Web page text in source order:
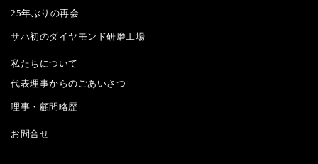
25年ぶりの再会
サハ初のダイヤモンド研磨工場
私たちについて
代表理事からのごあいさつ
理事・顧問略歴
お問合せ